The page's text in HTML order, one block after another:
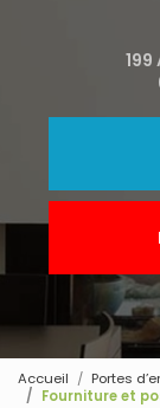
199
Accueil
Portes
Fourniture et